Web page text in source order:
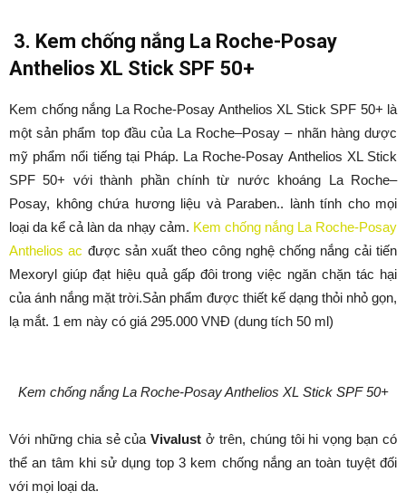
3. Kem chống nắng La Roche-Posay
Anthelios XL Stick SPF 50+
Kem chống nắng La Roche-Posay Anthelios XL Stick SPF 50+ là
một sản phẩm top đầu của La Roche–Posay – nhãn hàng dược
mỹ phẩm nổi tiếng tại Pháp. La Roche-Posay Anthelios XL Stick
SPF 50+ với thành phần chính từ nước khoáng La Roche–
Posay, không chứa hương liệu và Paraben.. lành tính cho mọi
loại da kể cả làn da nhạy cảm. Kem chống nắng La Roche-Posay
Anthelios ac được sản xuất theo công nghệ chống nắng cải tiến
Mexoryl giúp đạt hiệu quả gấp đôi trong việc ngăn chặn tác hại
của ánh nắng mặt trời.Sản phẩm được thiết kế dạng thỏi nhỏ gọn,
lạ mắt. 1 em này có giá 295.000 VNĐ (dung tích 50 ml)
Kem chống nắng La Roche-Posay Anthelios XL Stick SPF 50+
Với những chia sẻ củaVivalust ở trên, chúng tôi hi vọng bạn có
thể an tâm khi sử dụng top 3 kem chống nắng an toàn tuyệt đối
với mọi loại da.